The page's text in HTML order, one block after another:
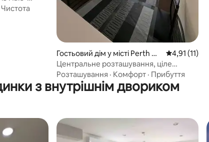
Чистота
Гостьовий дім у місті Perth A
mboy
Середня
4,91 (11)
Центральне розташування, ціле
помешкання з повністю обладнаною
кухнею
Розташування · Комфорт · Прибуття
з внутрішнім двориком